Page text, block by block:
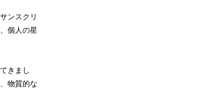
ンスクリ
個人の星
きまし
物質的な